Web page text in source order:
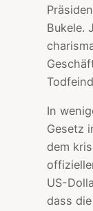
Bukele.
In
Gesetz
dem
US-
dass